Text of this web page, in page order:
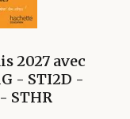
2027 avec
- STI2D -
STHR